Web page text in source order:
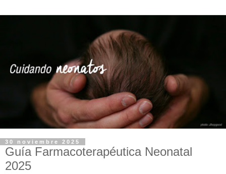
30 noviembre 2025
Guía Farmacoterapéutica Neonatal
2025